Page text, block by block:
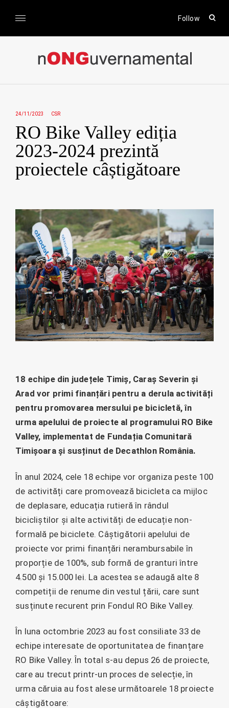
Follow
open
form
nONGuvernamental
24/11/2023 CSR
RO Bike Valley ediția
2023-2024 prezintă
proiectele câștigătoare
18 echipe din județele Timiș, Caraș Severin și
Arad vor primi finanțări pentru a derula activități
pentru promovarea mersului pe bicicletă, în
urma apelului de proiecte al programului RO Bike
Valley, implementat de Fundația Comunitară
Timișoara și susținut de Decathlon România.
În anul 2024, cele 18 echipe vor organiza peste 100
de activități care promovează bicicleta ca mijloc
de deplasare, educația rutieră în rândul
bicicliștilor și alte activități de educație non-
formală pe biciclete. Câștigătorii apelului de
proiecte vor primi finanțări nerambursabile în
proporție de 100%, sub formă de granturi între
4.500 și 15.000 lei. La acestea se adaugă alte 8
competiții de renume din vestul țării, care sunt
susținute recurent prin Fondul RO Bike Valley.
În luna octombrie 2023 au fost consiliate 33 de
echipe interesate de oportunitatea de finanțare
RO Bike Valley. În total s-au depus 26 de proiecte,
care au trecut printr-un proces de selecție, în
urma căruia au fost alese următoarele 18 proiecte
câștigătoare: